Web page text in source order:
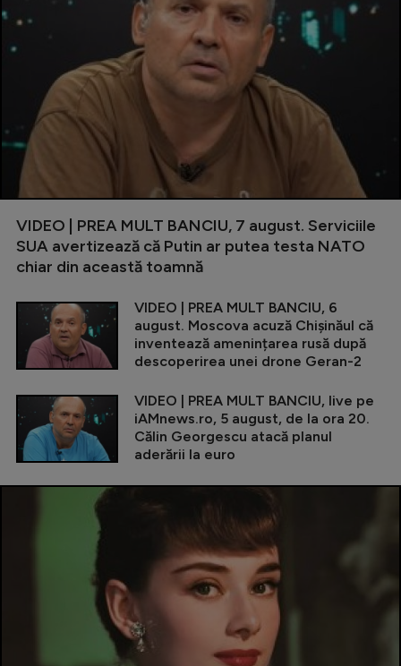
VIDEO | PREA MULT BANCIU, 7 august. Serviciile
SUA avertizează că Putin ar putea testa NATO
chiar din această toamnă
VIDEO | PREA MULT BANCIU, 6
august. Moscova acuză Chișinăul că
inventează amenințarea rusă după
descoperirea unei drone Geran-2
VIDEO | PREA MULT BANCIU, live pe
iAMnews.ro, 5 august, de la ora 20.
Călin Georgescu atacă planul
aderării la euro